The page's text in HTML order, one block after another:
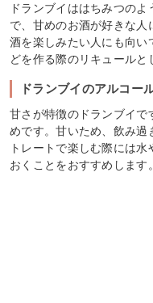
ドランブイははちみつの
で、甘めのお酒が好きな人
酒を楽しみたい人にも向い
どを作る際のリキュールと
ドランブイのアルコー
甘さが特徴のドランブイで
めです。甘いため、飲み過
トレートで楽しむ際には
おくことをおすすめします。